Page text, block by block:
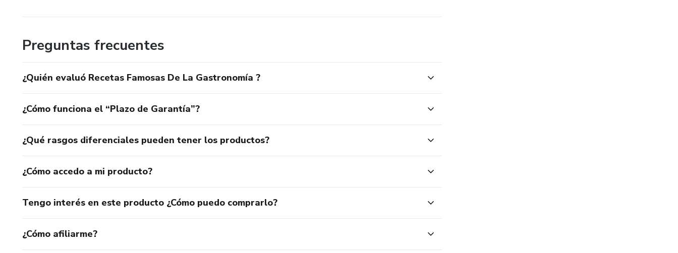
Preguntas frecuentes
¿Quién evaluó Recetas Famosas De La Gastronomía ?
¿Cómo funciona el “Plazo de Garantía”?
¿Qué rasgos diferenciales pueden tener los productos?
¿Cómo accedo a mi producto?
Tengo interés en este producto ¿Cómo puedo comprarlo?
¿Cómo afiliarme?